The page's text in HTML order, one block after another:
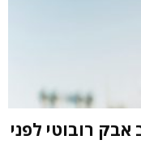
רובוטי לפני